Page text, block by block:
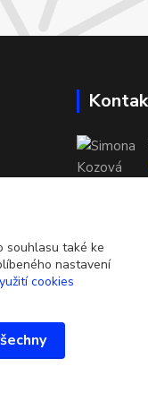
souhlasu také ke
nastavení
cookies